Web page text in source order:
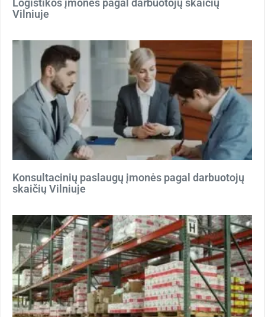
Vilniuje
Konsultacinių paslaugų įmonės pagal darbuotojų
skaičių Vilniuje